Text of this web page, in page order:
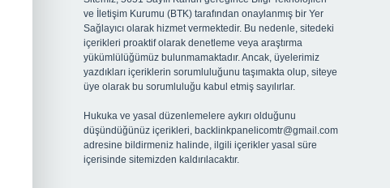
ve İletişim Kurumu (BTK) tarafından onaylanmış bir Yer
Sağlayıcı olarak hizmet vermektedir. Bu nedenle, sitedeki
içerikleri proaktif olarak denetleme veya araştırma
yükümlülüğümüz bulunmamaktadır. Ancak, üyelerimiz
yazdıkları içeriklerin sorumluluğunu taşımakta olup, siteye
üye olarak bu sorumluluğu kabul etmiş sayılırlar.
Hukuka ve yasal düzenlemelere aykırı olduğunu
düşündüğünüz içerikleri, backlinkpanelicomtr@gmail.com
adresine bildirmeniz halinde, ilgili içerikler yasal süre
içerisinde sitemizden kaldırılacaktır.